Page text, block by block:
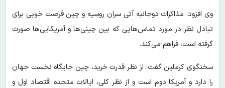
وی افزود:‌ مذاکرات دوجانبه آتی سران روسیه و چین فرصت خوبی برای
تبادل نظر در مورد تماس‌هایی که بین چینی‌ها و آمریکایی‌ها صورت
گرفته است، فراهم می‌کند.
سخنگوی کرملین گفت: از نظر قدرت خرید، چین جایگاه نخست جهان
را دارد و آمریکا دوم است و از نظر کلی، ایالات متحده اقتصاد اول و